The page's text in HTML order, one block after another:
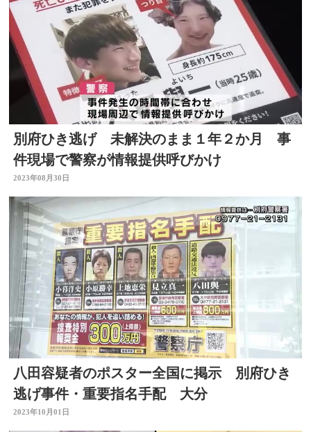
別府ひき逃げ 未解決のまま１年２か月 事
件現場で警察が情報提供呼びかけ
2023年08月30日
八田容疑者のポスター全国に掲示 別府ひき
逃げ事件・重要指名手配 大分
2023年10月01日